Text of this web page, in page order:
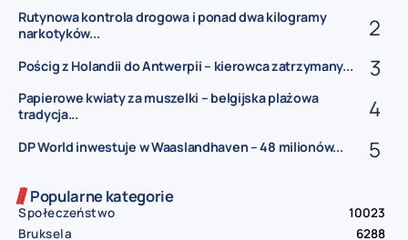
Rutynowa kontrola drogowa i ponad dwa kilogramy
narkotyków...
Pościg z Holandii do Antwerpii – kierowca zatrzymany...
Papierowe kwiaty za muszelki – belgijska plażowa
tradycja...
DP World inwestuje w Waaslandhaven – 48 milionów...
Popularne kategorie
Społeczeństwo
10023
Bruksela
6288